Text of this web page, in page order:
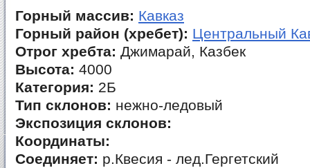
Горный массив: Кавказ
Горный район (хребет): Центральный
Отрог хребта: Джимарай, Казбек
Высота: 4000
Категория: 2Б
Тип склонов: нежно-ледовый
Экспозиция склонов:
Координаты:
Соединяет: р.Квесия - лед.Гергетский